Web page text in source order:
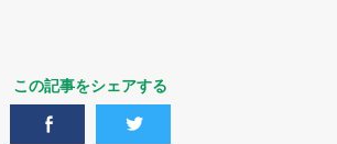
この記事をシェアする